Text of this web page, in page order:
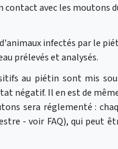
contact avec les
infectés par le
prélevés et analysés.
au piétin sont mis
négatif. Il en est de
sera réglementé :
- voir FAQ), qui peut